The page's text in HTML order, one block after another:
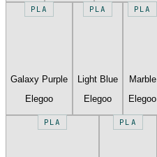
PLA
Galaxy Purple
Elegoo
PLA
Light Blue
Elegoo
PLA
Marble
Elegoo
PLA PLA